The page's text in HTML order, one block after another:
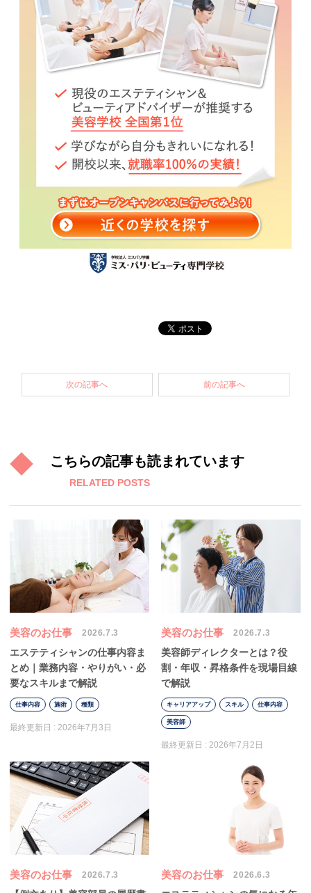
次の記事へ 前の記事へ
こちらの記事も読まれています
RELATED POSTS
美容のお仕事 2026.7.3
エステティシャンの仕事内容ま
とめ｜業務内容・やりがい・必
要なスキルまで解説
仕事内容 施術 種類
最終更新日 : 2026年7月3日
美容のお仕事 2026.7.3
美容師ディレクターとは？役
割・年収・昇格条件を現場目線
で解説
キャリアアップ スキル 仕事内容
美容師
最終更新日 :2026年7月2日
美容のお仕事 2026.7.3 美容のお仕事 2026.6.3